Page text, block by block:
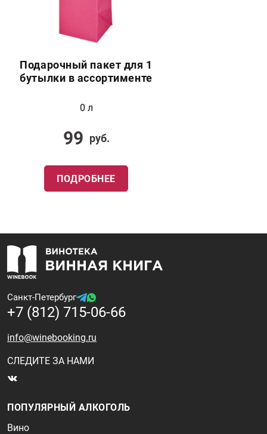
Подарочный пакет для 1
бутылки в ассортименте
0 л
99 руб.
ПОДРОБНЕЕ
Санкт-Петербург
+7 (812) 715-06-66
info@winebooking.ru
СЛЕДИТЕ ЗА НАМИ
ПОПУЛЯРНЫЙ АЛКОГОЛЬ
Вино